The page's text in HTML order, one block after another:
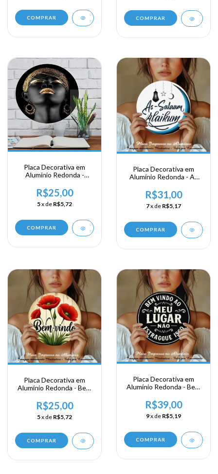
COMPRAR COMPRAR
Placa Decorativa em
Alumínio Redonda -
R$25,00
5x de R$5,72
COMPRAR
Placa Decorativa em
Alumínio Redonda - As
R$31,00
7x de R$5,17
COMPRAR
Placa Decorativa em
Alumínio Redonda - Bem
R$25,00
5x de R$5,72
COMPRAR
Placa Decorativa em
Alumínio Redonda - Bem
R$39,00
9x de R$5,19
COMPRAR